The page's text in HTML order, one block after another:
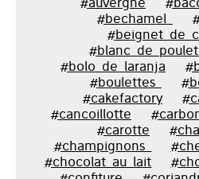
#bechamel_
#blanc_de_poulet_
#bolo_de_laranja
#boulettes_
#cakefactory
#cancoillotte
#carotte
#champignons_
#chocolat_au_lait